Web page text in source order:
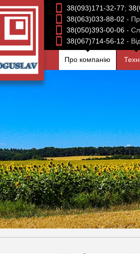
38(093)171-32-77;
38(063)033-88-02 -
38(050)393-00-06 -
38(067)714-56-12 -
Про компанiю